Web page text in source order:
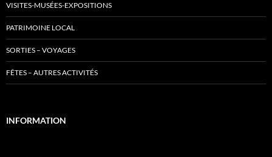
VISITES-MUSÉES-EXPOSITIONS
PATRIMOINE LOCAL
SORTIES – VOYAGES
FÊTES – AUTRES ACTIVITÉS
INFORMATION